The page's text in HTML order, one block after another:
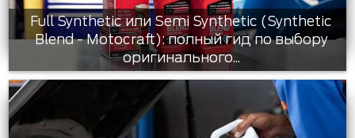
Full Synthetic или Semi Synthetic (Synthetic
Blend - Motocraft): полный гид по выбору
оригинального...